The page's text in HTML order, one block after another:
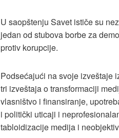
U saopštenju Savet ističe su
jedan od stubova borbe za
protiv korupcije.
Podsećajući na svoje izveštaje
tri izveštaja o transformaciji
vlasništvo i finansiranje,
i politički uticaji i
tabloidizacije medija i